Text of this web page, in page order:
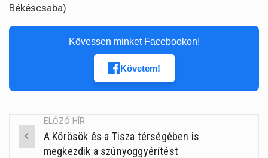
Békéscsaba)
Kövessen minket Facebookon!
Követem!
Post
ELŐZŐ HÍR
A Körösök és a Tisza térségében is
megkezdik a szúnyoggyérítést